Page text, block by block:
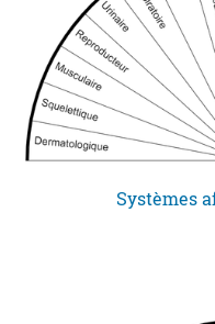
Systèmes